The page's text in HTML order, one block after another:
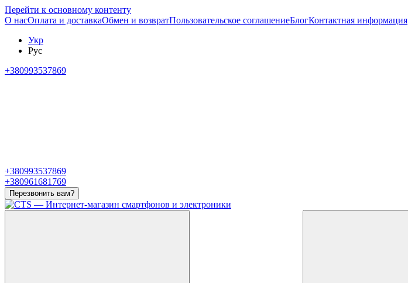
Перейти к основному контенту
О насОплата и доставкаОбмен и возвратПользовательское соглашениеБлогКонтактная информация
Укр
Рус
+380993537869
+380993537869
+380961681769
Перезвонить вам?